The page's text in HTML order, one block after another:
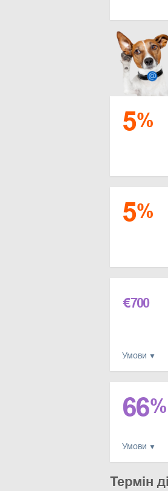
5%
5%
€700
Умови
66%
Умови
Термін